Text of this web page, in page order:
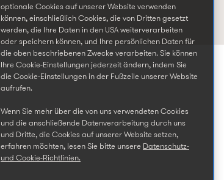
optionale Cookies auf unserer Website verwenden
können, einschließlich Cookies, die von Dritten gesetzt
werden, die Ihre Daten in den USA weiterverarbeiten
oder speichern können, und Ihre persönlichen Daten für
die oben beschriebenen Zwecke verarbeiten. Sie können
Ihre Cookie-Einstellungen jederzeit ändern, indem Sie
die Cookie-Einstellungen in der Fußzeile unserer Website
aufrufen.
Wenn Sie mehr über die von uns verwendeten Cookies
und die anschließende Datenverarbeitung durch uns
und Dritte, die Cookies auf unserer Website setzen,
erfahren möchten, lesen Sie bitte unsere Datenschutz-
und Cookie-Richtlinien.